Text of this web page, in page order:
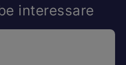
interessare